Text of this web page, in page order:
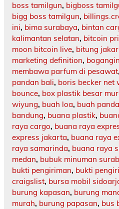
boss tamilgun, bigboss
bigg boss tamilgun,
ini, bima surabaya, bintan
kalimantan selatan, bitcoin
moon bitcoin live, bitung
marketing definition,
membawa parfum di pesawat,
pandan bali, boris becker net
bounce, box plastik besar
wiyung, buah loa, buah
bandung, buana plastik,
raya cargo, buana raya
express jakarta, buana raya
raya samarinda, buana raya
medan, bubuk minuman
bukti pengiriman, bukti
craigslist, bursa mobil
burung kapasan, burung
murah, burung papasan, bus